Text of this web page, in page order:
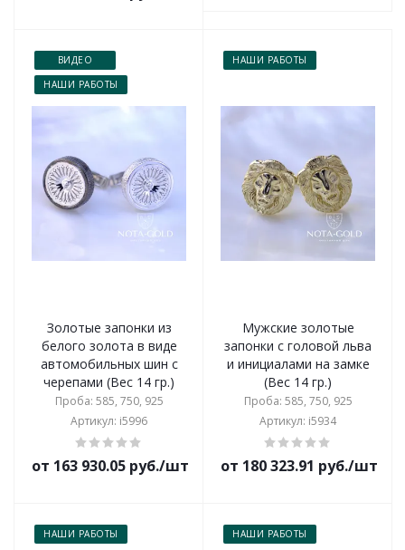
ВИДЕО
НАШИ РАБОТЫ
Золотые запонки из
белого золота в виде
автомобильных шин с
черепами (Вес 14 гр.)
Проба: 585, 750, 925
Артикул: i5996
от 163 930.05 руб./шт
НАШИ РАБОТЫ
Мужские золотые
запонки с головой льва
и инициалами на замке
(Вес 14 гр.)
Проба: 585, 750, 925
Артикул: i5934
от 180 323.91 руб./шт
НАШИ РАБОТЫ НАШИ РАБОТЫ